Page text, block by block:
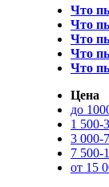
Что
Что
Что
Что
Что
Цена
до
1 500-
3 000-
7 500-
от 15